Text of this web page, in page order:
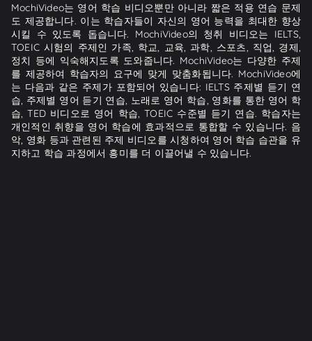
MochiVideo는 영어 학습 비디오뿐만 아니라 짧은 적용 연습 문제
도 제공합니다. 이는 학습자들이 자신의 영어 능력을 최대한 향상
시킬 수 있도록 돕습니다. MochiVideo의 청취 비디오는 IELTS,
TOEIC 시험의 주제인 가족, 학교, 교육, 과학, 스포츠, 직업, 경제,
정치 등에 익숙해지도록 도와줍니다. MochiVideo는 다양한 주제
를 제공하여 학습자의 요구에 맞게 맞춤화됩니다. MochiVideo에
는 다음과 같은 주제가 포함되어 있습니다: IELTS 주제별 듣기 연
습, 주제별 영어 듣기 연습, 노래로 영어 학습, 영화를 통한 영어 학
습, TED 비디오로 영어 학습, TOEIC 수준별 듣기 연습. 학습자는
개인적인 취향을 영어 학습에 효과적으로 통합할 수 있습니다. 음
악, 영화 등과 관련된 주제 비디오를 시청하여 영어 학습 습관을 유
지하고 학습 과정에서 흥미를 더 이끌어낼 수 있습니다.